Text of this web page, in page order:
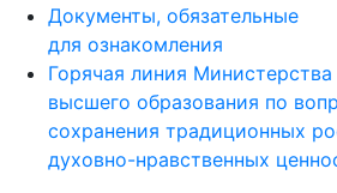
Документы, обязательные
для ознакомления
Горячая линия Министерства
высшего образования по
сохранения традиционных
духовно-нравственных